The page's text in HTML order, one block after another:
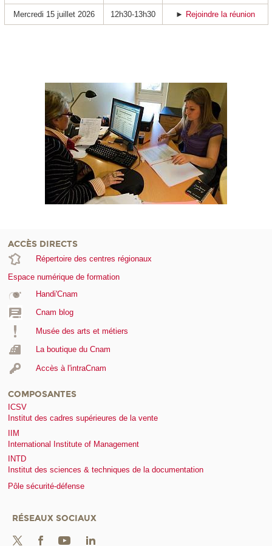
Mercredi 15 juillet 2026 12h30-13h30 ► Rejoindre la réunion
ACCÈS DIRECTS
Répertoire des centres régionaux
Espace numérique de formation
Handi'Cnam
Cnam blog
Musée des arts et métiers
La boutique du Cnam
Accès à l'intraCnam
COMPOSANTES
ICSV
Institut des cadres supérieures de la vente
IIM
International Institute of Management
INTD
Institut des sciences & techniques de la documentation
Pôle sécurité-défense
RÉSEAUX SOCIAUX